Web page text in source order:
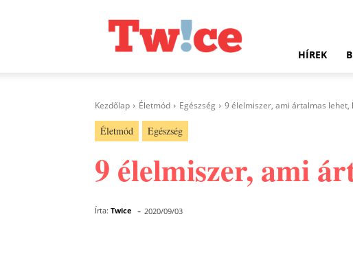
HÍREK
Kezdőlap Életmód Egészség 9 élelmiszer, ami ártalmas lehet,
Életmód Egészség
9 élelmiszer, ami
Írta: Twice - 2020/09/03